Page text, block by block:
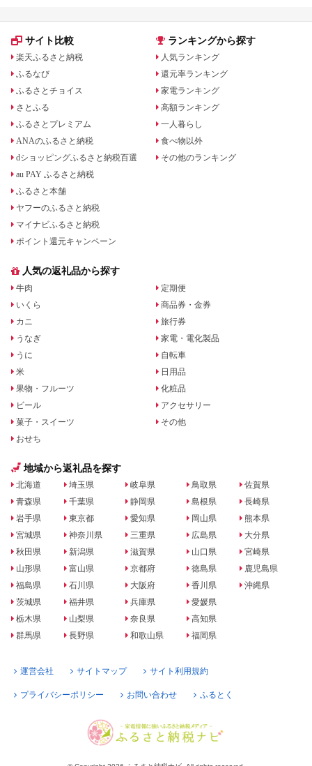
サイト比較
楽天ふるさと納税
ふるなび
ふるさとチョイス
さとふる
ふるさとプレミアム
ANAのふるさと納税
dショッピングふるさと納税百選
au PAY ふるさと納税
ふるさと本舗
ヤフーのふるさと納税
マイナビふるさと納税
ポイント還元キャンペーン
ランキングから探す
人気ランキング
還元率ランキング
家電ランキング
高額ランキング
一人暮らし
食べ物以外
その他のランキング
人気の返礼品から探す
牛肉
いくら
カニ
うなぎ
うに
米
果物・フルーツ
ビール
菓子・スイーツ
おせち
定期便
商品券・金券
旅行券
家電・電化製品
自転車
日用品
化粧品
アクセサリー
その他
地域から返礼品を探す
北海道
青森県
岩手県
宮城県
秋田県
山形県
福島県
茨城県
栃木県
群馬県
埼玉県
千葉県
東京都
神奈川県
新潟県
富山県
石川県
福井県
山梨県
長野県
岐阜県
静岡県
愛知県
三重県
滋賀県
京都府
大阪府
兵庫県
奈良県
和歌山県
鳥取県
島根県
岡山県
広島県
山口県
徳島県
香川県
愛媛県
高知県
福岡県
佐賀県
長崎県
熊本県
大分県
宮崎県
鹿児島県
沖縄県
運営会社 サイトマップ サイト利用規約
プライバシーポリシー お問い合わせ ふるとく